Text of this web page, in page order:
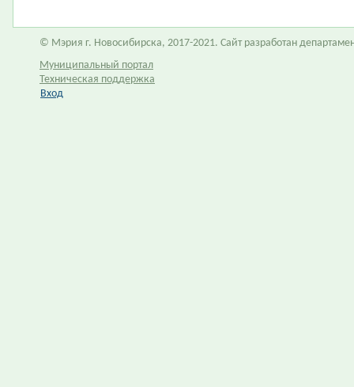
© Мэрия г. Новосибирска, 2017-2021. Сайт разработан
Муниципальный портал
Техническая поддержка
Вход